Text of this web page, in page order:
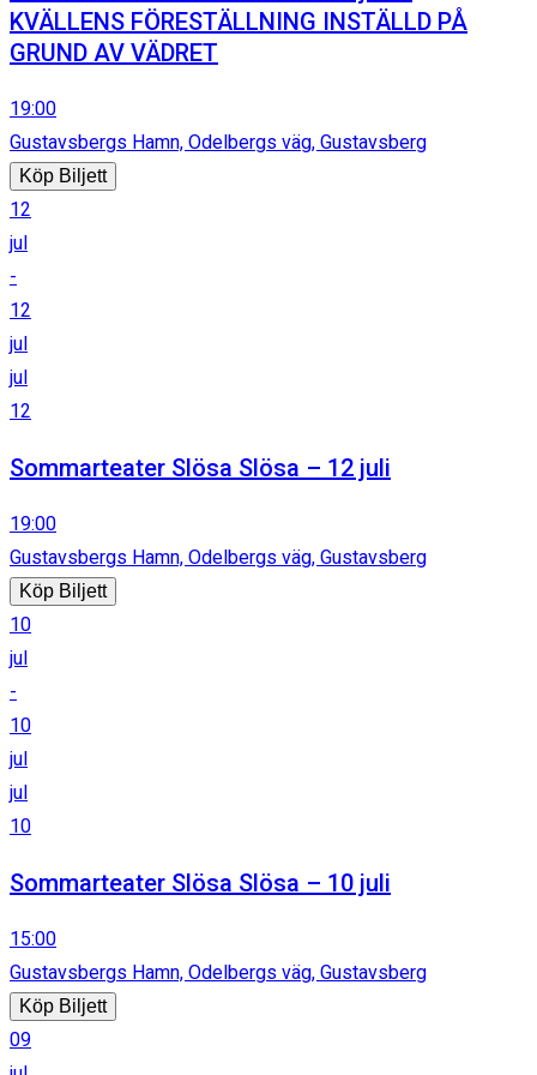
KVÄLLENS FÖRESTÄLLNING INSTÄLLD PÅ
GRUND AV VÄDRET
19:00
Gustavsbergs Hamn, Odelbergs väg, Gustavsberg
Köp Biljett
12
jul
-
12
jul
jul
12
Sommarteater Slösa Slösa – 12 juli
19:00
Gustavsbergs Hamn, Odelbergs väg, Gustavsberg
Köp Biljett
10
jul
-
10
jul
jul
10
Sommarteater Slösa Slösa – 10 juli
15:00
Gustavsbergs Hamn, Odelbergs väg, Gustavsberg
Köp Biljett
09